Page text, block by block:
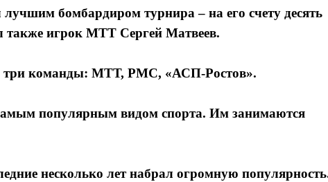
бомбардиром турнира – на его счету десять
также игрок МТТ Сергей Матвеев.
три команды: МТТ, РМС, «АСП-Ростов».
популярным видом спорта. Им занимаются
несколько лет набрал огромную